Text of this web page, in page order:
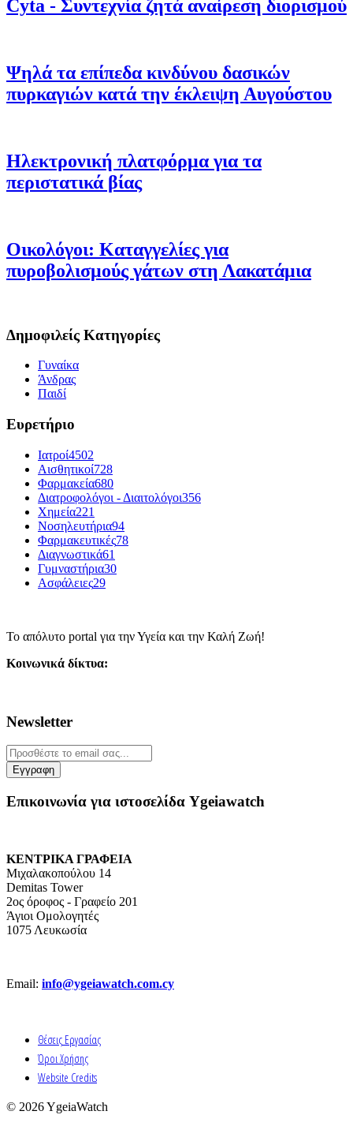
Cyta - Συντεχνία ζητά αναίρεση διορισμού
Ψηλά τα επίπεδα κινδύνου δασικών
πυρκαγιών κατά την έκλειψη Αυγούστου
Ηλεκτρονική πλατφόρμα για τα
περιστατικά βίας
Οικολόγοι: Καταγγελίες για
πυροβολισμούς γάτων στη Λακατάμια
Δημοφιλείς Κατηγορίες
Γυναίκα
Άνδρας
Παιδί
Ευρετήριο
Ιατροί4502
Αισθητικοί728
Φαρμακεία680
Διατροφολόγοι - Διαιτολόγοι356
Χημεία221
Νοσηλευτήρια94
Φαρμακευτικές78
Διαγνωστικά61
Γυμναστήρια30
Ασφάλειες29
Το απόλυτο portal για την Υγεία και την Καλή Ζωή!
Κοινωνικά δίκτυα:
Newsletter
Επικοινωνία για ιστοσελίδα Ygeiawatch
ΚΕΝΤΡΙΚΑ ΓΡΑΦΕΙΑ
Μιχαλακοπούλου 14
Demitas Tower
2ος όροφος - Γραφείο 201
Άγιοι Ομολογητές
1075 Λευκωσία
Email: info@ygeiawatch.com.cy
Θέσεις Εργασίας
Όροι Χρήσης
Website Credits
© 2026 YgeiaWatch